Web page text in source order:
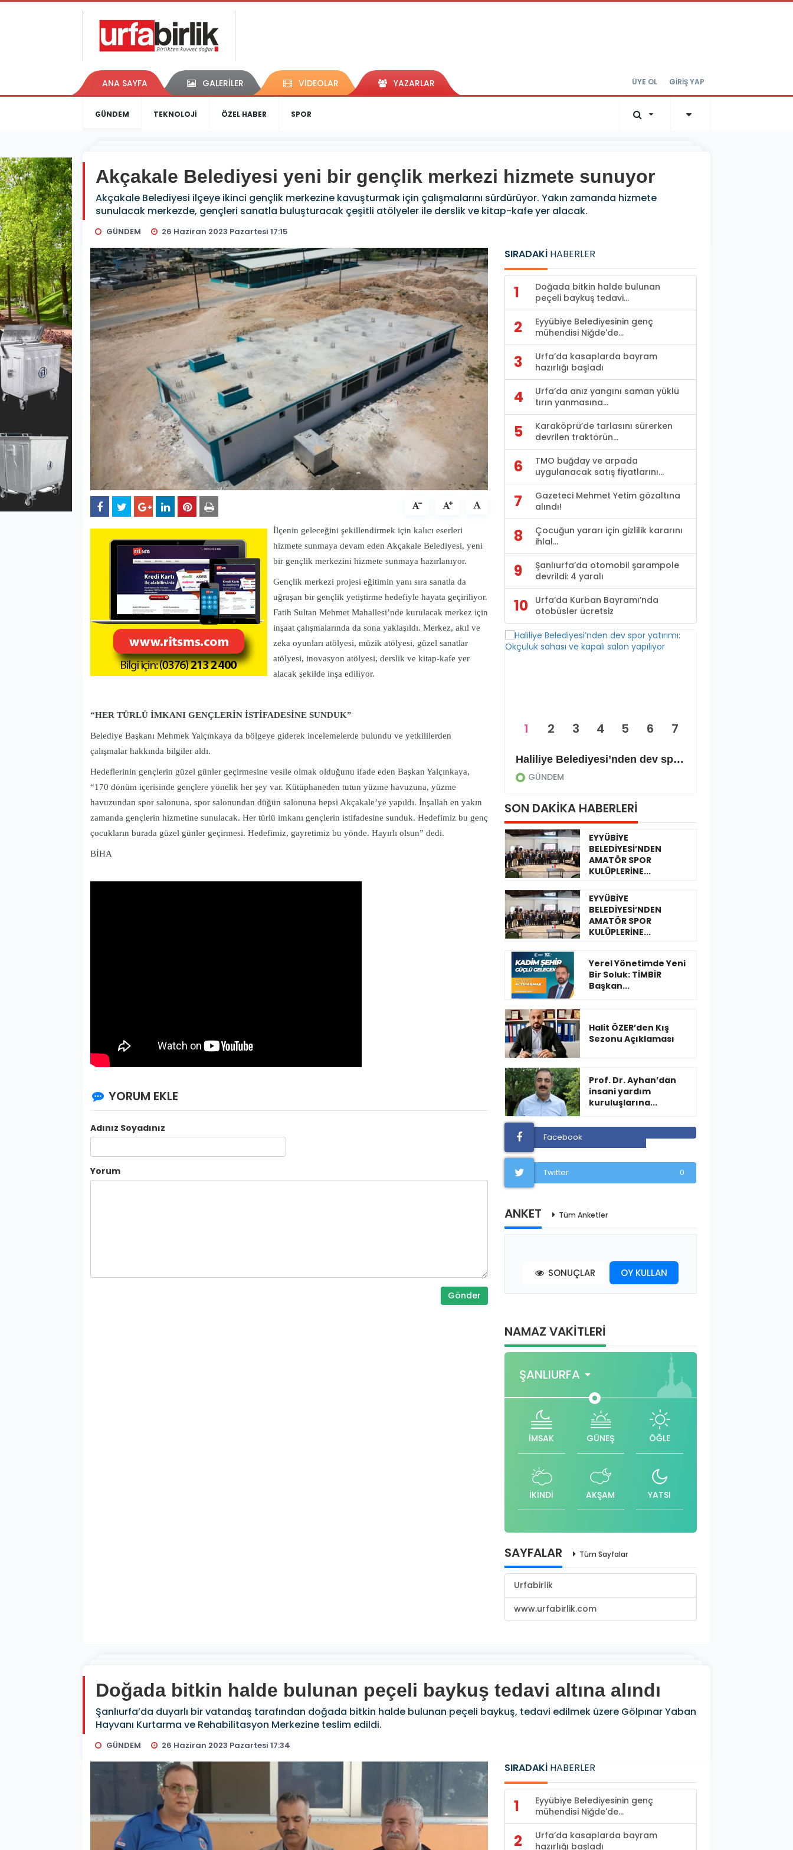
ANA SAYFA GALERİLER VİDEOLAR YAZARLAR ÜYE OL GİRİŞ YAP
GÜNDEM TEKNOLOJİ ÖZEL HABER SPOR
Akçakale Belediyesi yeni bir gençlik merkezi hizmete sunuyor
Akçakale Belediyesi ilçeye ikinci gençlik merkezine kavuşturmak için çalışmalarını sürdürüyor. Yakın zamanda hizmete
sunulacak merkezde, gençleri sanatla buluşturacak çeşitli atölyeler ile derslik ve kitap-kafe yer alacak.
GÜNDEM 26 Haziran 2023 Pazartesi 17:15
İlçenin geleceğini şekillendirmek için kalıcı eserleri
hizmete sunmaya devam eden Akçakale Belediyesi, yeni
bir gençlik merkezini hizmete sunmaya hazırlanıyor.
Gençlik merkezi projesi eğitimin yanı sıra sanatla da
uğraşan bir gençlik yetiştirme hedefiyle hayata geçiriliyor.
Fatih Sultan Mehmet Mahallesi’nde kurulacak merkez için
inşaat çalışmalarında da sona yaklaşıldı. Merkez, akıl ve
zeka oyunları atölyesi, müzik atölyesi, güzel sanatlar
atölyesi, inovasyon atölyesi, derslik ve kitap-kafe yer
alacak şekilde inşa ediliyor.
“HER TÜRLÜ İMKANI GENÇLERİN İSTİFADESİNE SUNDUK”
Belediye Başkanı Mehmek Yalçınkaya da bölgeye giderek incelemelerde bulundu ve yetkililerden
çalışmalar hakkında bilgiler aldı.
Hedeflerinin gençlerin güzel günler geçirmesine vesile olmak olduğunu ifade eden Başkan Yalçınkaya,
“170 dönüm içerisinde gençlere yönelik her şey var. Kütüphaneden tutun yüzme havuzuna, yüzme
havuzundan spor salonuna, spor salonundan düğün salonuna hepsi Akçakale’ye yapıldı. İnşallah en yakın
zamanda gençlerin hizmetine sunulacak. Her türlü imkanı gençlerin istifadesine sunduk. Hedefimiz bu genç
çocukların burada güzel günler geçirmesi. Hedefimiz, gayretimiz bu yönde. Hayırlı olsun” dedi.
BİHA
YORUM EKLE
Adınız Soyadınız
Yorum
Gönder
SIRADAKİ HABERLER
1
Doğada bitkin halde bulunan
peçeli baykuş tedavi...
2
Eyyübiye Belediyesinin genç
mühendisi Niğde'de...
3
Urfa’da kasaplarda bayram
hazırlığı başladı
4
Urfa’da anız yangını saman yüklü
tırın yanmasına...
5
Karaköprü’de tarlasını sürerken
devrilen traktörün...
6
TMO buğday ve arpada
uygulanacak satış fiyatlarını...
7
Gazeteci Mehmet Yetim gözaltına
alındı!
8
Çocuğun yararı için gizlilik kararını
ihlal...
9
Şanlıurfa’da otomobil şarampole
devrildi: 4 yaralı
10
Urfa’da Kurban Bayramı’nda
otobüsler ücretsiz
GÜNDEM
Haliliye Belediyesi’nden dev spor yatırımı: Okçuluk sahası ve kapalı salon yapılıyor
GÜNDEM
1 2 3 4 5 6 7
SON DAKİKA HABERLERİ
EYYÜBİYE
BELEDİYESİ’NDEN
AMATÖR SPOR
KULÜPLERİNE...
EYYÜBİYE
BELEDİYESİ’NDEN
AMATÖR SPOR
KULÜPLERİNE...
Yerel Yönetimde Yeni
Bir Soluk: TİMBİR
Başkan...
Halit ÖZER’den Kış
Sezonu Açıklaması
Prof. Dr. Ayhan’dan
insani yardım
kuruluşlarına...
Facebook
Twitter 0
ANKET Tüm Anketler
SONUÇLAR OY KULLAN
NAMAZ VAKİTLERİ
ŞANLIURFA
İMSAK GÜNEŞ ÖĞLE
İKİNDİ AKŞAM YATSI
SAYFALAR Tüm Sayfalar
Urfabirlik
www.urfabirlik.com
Doğada bitkin halde bulunan peçeli baykuş tedavi altına alındı
Şanlıurfa’da duyarlı bir vatandaş tarafından doğada bitkin halde bulunan peçeli baykuş, tedavi edilmek üzere Gölpınar Yaban
Hayvanı Kurtarma ve Rehabilitasyon Merkezine teslim edildi.
GÜNDEM 26 Haziran 2023 Pazartesi 17:34
SIRADAKİ HABERLER
1
Eyyübiye Belediyesinin genç
mühendisi Niğde'de...
2
Urfa’da kasaplarda bayram
hazırlığı başladı